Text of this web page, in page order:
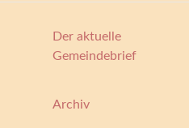
Der aktuelle
Gemeindebrief
Archiv